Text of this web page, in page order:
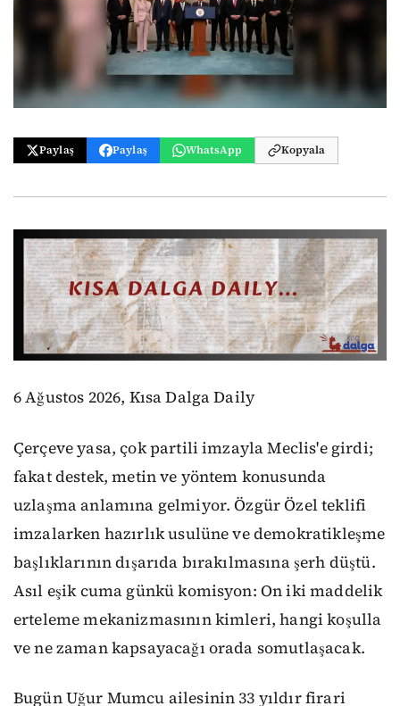
Paylaş Paylaş WhatsApp Kopyala
6 Ağustos 2026, Kısa Dalga Daily
Çerçeve yasa, çok partili imzayla Meclis'e girdi;
fakat destek, metin ve yöntem konusunda
uzlaşma anlamına gelmiyor. Özgür Özel teklifi
imzalarken hazırlık usulüne ve demokratikleşme
başlıklarının dışarıda bırakılmasına şerh düştü.
Asıl eşik cuma günkü komisyon: On iki maddelik
erteleme mekanizmasının kimleri, hangi koşulla
ve ne zaman kapsayacağı orada somutlaşacak.
Bugün Uğur Mumcu ailesinin 33 yıldır firari